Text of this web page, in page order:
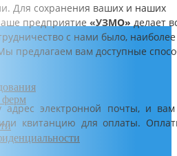
ферм
Для сохранения ваших и наших
предприятие «УЗМО» делает
с нами было, наиболее
предлагаем вам доступные
адрес электронной почты, и
квитанцию для оплаты.